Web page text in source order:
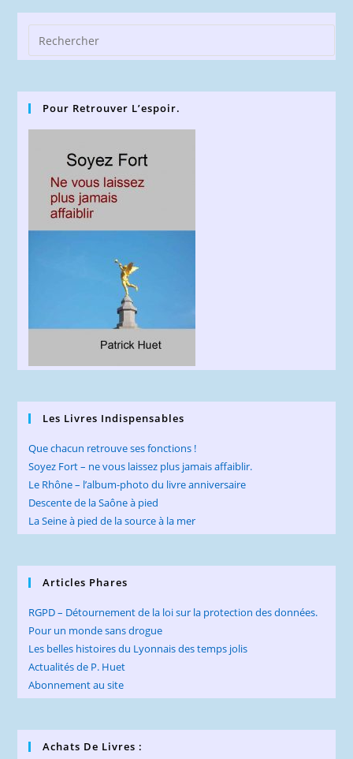
Pour Retrouver L’espoir.
Les Livres Indispensables
Que chacun retrouve ses fonctions !
Soyez Fort – ne vous laissez plus jamais affaiblir.
Le Rhône – l’album-photo du livre anniversaire
Descente de la Saône à pied
La Seine à pied de la source à la mer
Articles Phares
RGPD – Détournement de la loi sur la protection des données.
Pour un monde sans drogue
Les belles histoires du Lyonnais des temps jolis
Actualités de P. Huet
Abonnement au site
Achats De Livres :